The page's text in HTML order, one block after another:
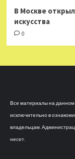
В Москве
искусства
0
Все материалы на данном
исключительно в
владельцам.
несет.